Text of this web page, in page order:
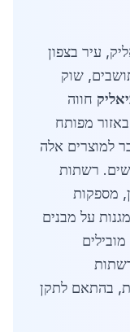
ביאליק, עיר בצפון
חווה
מפותח
למוצרים אלה
רשתות
מספקות
על מבנים
בהתאם לתקן